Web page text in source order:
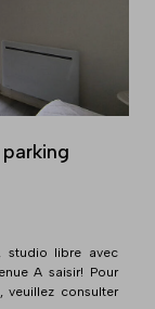
studio libre avec
A saisir! Pour
veuillez consulter